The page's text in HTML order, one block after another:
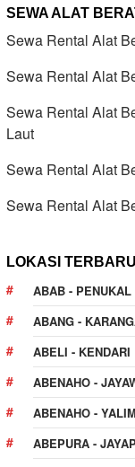
SEWA ALAT
Sewa Rental Alat
Sewa Rental Alat
Sewa Rental Alat
Laut
Sewa Rental Alat
Sewa Rental Alat
LOKASI TERBARU
ABAB -
ABANG -
ABELI - KENDARI
ABENAHO -
ABENAHO -
ABEPURA -